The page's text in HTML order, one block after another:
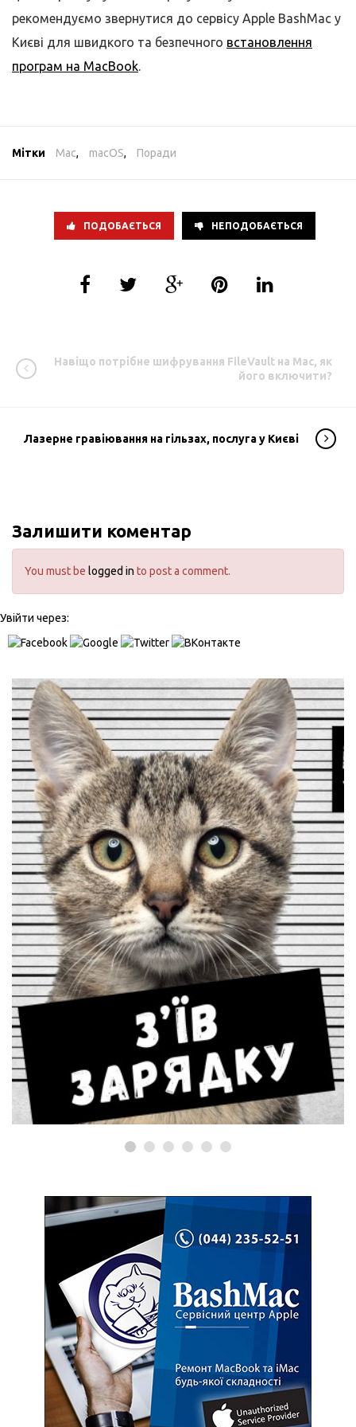
рекомендуємо звернутися до сервісу Apple BashMac у
Києві для швидкого та безпечного встановлення
програм на MacBook
Мітки Mac, macOS, Поради
ПОДОБАЄТЬСЯ НЕПОДОБАЄТЬСЯ
Навіщо потрібне шифрування FileVault на Mac, як
його включити?
Лазерне гравіювання на гільзах, послуга у Києві
Залишити коментар
You must be logged in to post a comment.
Увійти через:
РЕМОНТ MACBOOK
Коли потрібна заміна батареї
MacBook?